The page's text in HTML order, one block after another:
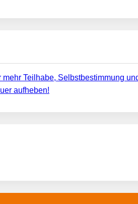
Teilhabe, Selbstbestimmung
aufheben!